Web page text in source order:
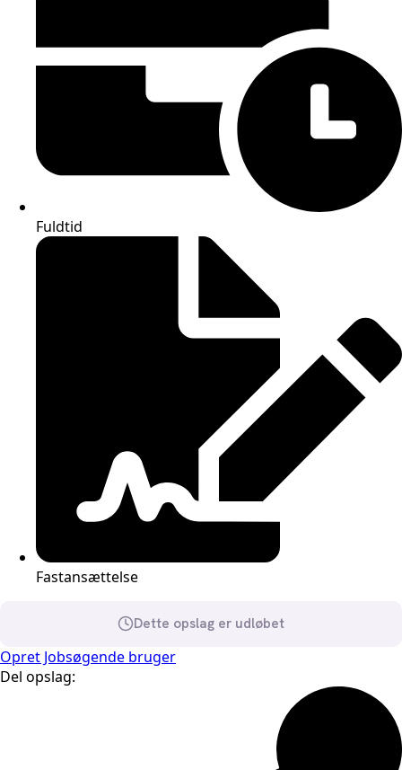
Fuldtid
Fastansættelse
Dette opslag er udløbet
Opret Jobsøgende bruger
Del opslag: